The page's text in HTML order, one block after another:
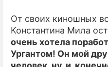
От своих киношных
Константина Мила
очень хотела
Ургантом! Он мой